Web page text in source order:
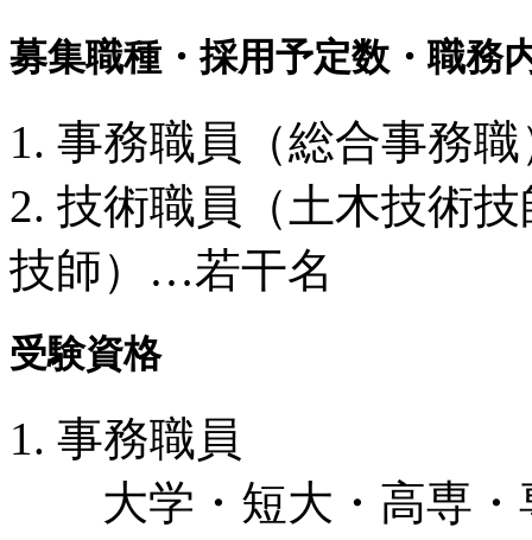
募集職種・採用予定数・職務
1. 事務職員（総合事務
2. 技術職員（土木技術
技師）…若干名
受験資格
1. 事務職員
大学・短大・高専・